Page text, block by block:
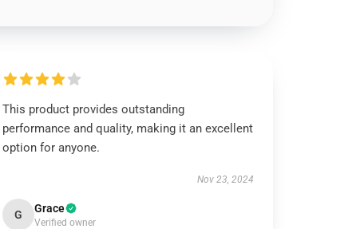
This product provides outstanding
performance and quality, making it an excellent
option for anyone.
Nov 23, 2024
G Grace
Verified owner